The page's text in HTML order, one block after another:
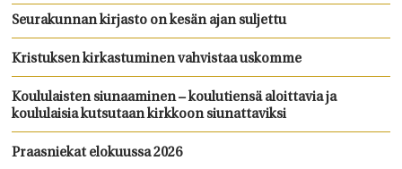
Seurakunnan kirjasto on kesän ajan suljettu
Kristuksen kirkastuminen vahvistaa uskomme
Koululaisten siunaaminen – koulutiensä aloittavia ja
koululaisia kutsutaan kirkkoon siunattaviksi
Praasniekat elokuussa 2026